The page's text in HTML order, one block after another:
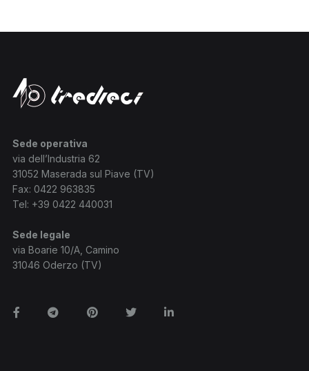
Sede operativa
via dell’Industria 62
31052 Maserada sul Piave (TV)
Fax: 0422 963835
Tel: +39 0422 440031
Sede legale
via Boarie 10/A, Camino
31046 Oderzo (TV)
FacebookTelegramPinterestTwitterLinkedin